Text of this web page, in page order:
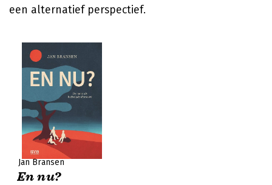
een alternatief perspectief.
Jan Bransen
En nu?